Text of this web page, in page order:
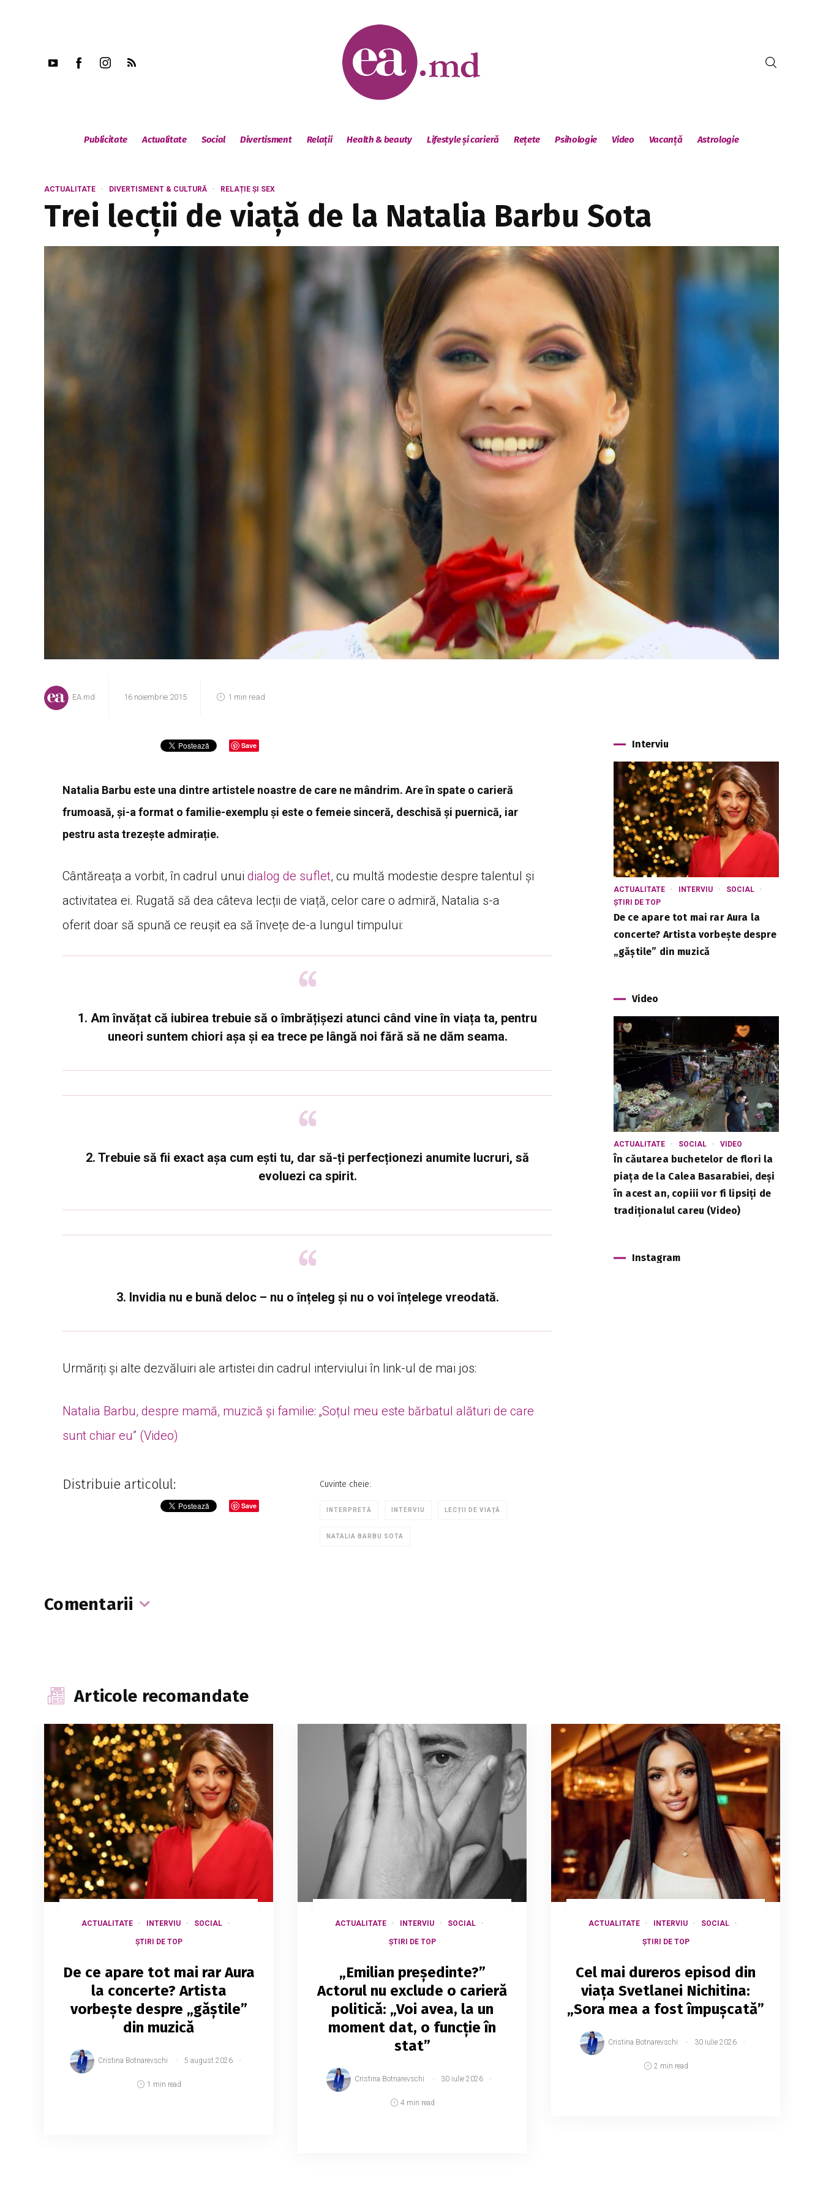
Publicitate Actualitate Social Divertisment Relații Health & beauty Lifestyle și carieră Rețete Psihologie Video Vacanță Astrologie
ACTUALITATE DIVERTISMENT & CULTURĂ RELAȚIE ȘI SEX
Trei lecții de viață de la Natalia Barbu Sota
EA.md 16 noiembrie 2015 1 min read
Save
Natalia Barbu este una dintre artistele noastre de care ne mândrim. Are în spate o carieră
frumoasă, și-a format o familie-exemplu și este o femeie sinceră, deschisă și puernică, iar
pestru asta trezește admirație.
Cântăreața a vorbit, în cadrul unui dialog de suflet, cu multă modestie despre talentul și
activitatea ei. Rugată să dea câteva lecții de viață, celor care o admiră, Natalia s-a
oferit doar să spună ce reușit ea să învețe de-a lungul timpului:
1. Am învățat că iubirea trebuie să o îmbrățișezi atunci când vine în viața ta, pentru
uneori suntem chiori așa și ea trece pe lângă noi fără să ne dăm seama.
2. Trebuie să fii exact așa cum ești tu, dar să-ți perfecționezi anumite lucruri, să
evoluezi ca spirit.
3. Invidia nu e bună deloc – nu o înțeleg și nu o voi înțelege vreodată.
Urmăriți și alte dezvăluiri ale artistei din cadrul interviului în link-ul de mai jos:
Natalia Barbu, despre mamă, muzică și familie: „Soțul meu este bărbatul alături de care
sunt chiar eu” (Video)
Distribuie articolul:
Save
Cuvinte cheie:
INTERPRETĂ INTERVIU LECȚII DE VIAȚĂ
NATALIA BARBU SOTA
Comentarii
Interviu
ACTUALITATE INTERVIU
SOCIAL
ȘTIRI DE TOP
De ce apare tot mai rar Aura la
concerte? Artista vorbește despre
„găștile” din muzică
Video
ACTUALITATE SOCIAL VIDEO
În căutarea buchetelor de flori la
piața de la Calea Basarabiei, deși
în acest an, copiii vor fi lipsiți de
tradiționalul careu (Video)
Instagram
Articole recomandate
ACTUALITATE INTERVIU SOCIAL
ȘTIRI DE TOP
De ce apare tot mai rar Aura
la concerte? Artista
vorbește despre „găștile”
din muzică
Cristina Botnarevschi 5 august 2026
1 min read
ACTUALITATE INTERVIU SOCIAL
ȘTIRI DE TOP
„Emilian președinte?”
Actorul nu exclude o carieră
politică: „Voi avea, la un
moment dat, o funcție în
stat”
Cristina Botnarevschi 30 iulie 2026
4 min read
ACTUALITATE INTERVIU SOCIAL
ȘTIRI DE TOP
Cel mai dureros episod din
viața Svetlanei Nichitina:
„Sora mea a fost împușcată”
Cristina Botnarevschi 30 iulie 2026
2 min read